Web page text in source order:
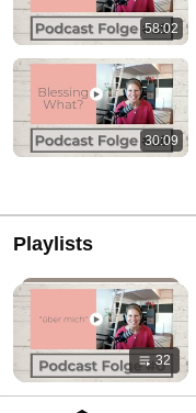
58:02
30:09
Playlists
32